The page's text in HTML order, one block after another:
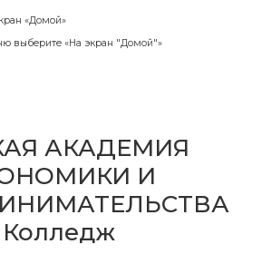
«Домой»
выберите «На экран "Домой"»
АКАДЕМИЯ
И
Колледж